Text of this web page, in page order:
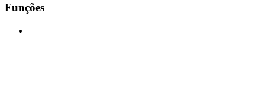
Funções